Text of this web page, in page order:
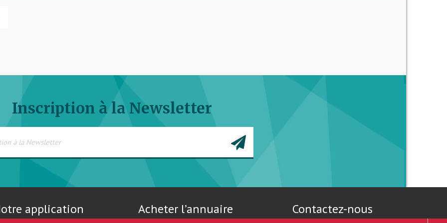
Inscription à la Newsletter
application Acheter l’annuaire Contactez-nous